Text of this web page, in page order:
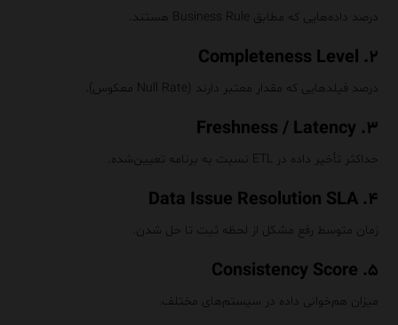
درصد داده‌هایی که مطابق Business Rule هستند.
۲. Completeness Level
درصد فیلدهایی که مقدار معتبر دارند (Null Rate معکوس).
۳. Freshness / Latency
حداکثر تأخیر داده در ETL نسبت به برنامه تعیین‌شده.
۴. Data Issue Resolution SLA
زمان متوسط رفع مشکل از لحظه ثبت تا حل شدن.
۵. Consistency Score
میزان هم‌خوانی داده در سیستم‌های مختلف.